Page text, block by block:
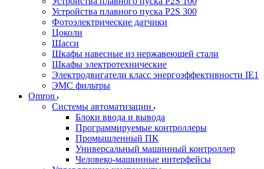
Устройства плавного пуска P2S 300
Фотоэлектрические датчики
Цоколи
Шасси
Шкафы навесные из нержавеющей стали
Шкафы электротехнические
Электродвигатели класс энергоэффективности IE1
ЭМС фильтры
Omron
Системы автоматизации
Блоки ввода и вывода
Программируемые контроллеры
Промышленный ПК
Универсальный машинный контроллер
Человеко-машинные интерфейсы